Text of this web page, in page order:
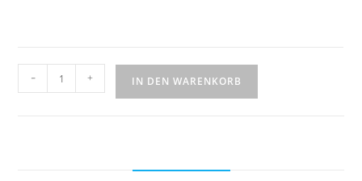
- + IN DEN WARENKORB